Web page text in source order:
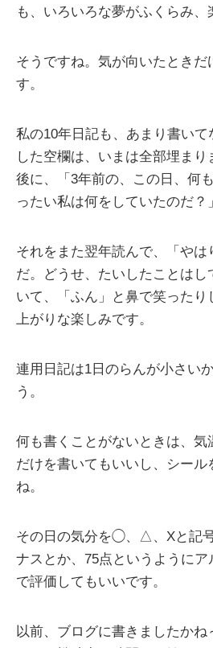
も、いろいろな夢がふくらみ、
そうですね。気が向いたときだ
す。
私の10年日記も、あまり書いて
した空欄は、いまは全部埋ま
後に、「3年前の、この日、何
ったい私は何をしていたのだ？
それをまた翌年読んで、「やは
だ。どうせ、たいしたことは
いて、「ふん」と鼻で笑ったり
上がりな楽しみです。
連用日記は1日のらんが小さい
う。
何も書くことがないときは、
だけを書いてもいいし、シール
ね。
その日の気分を◯、△、Xと記
ナスとか、75点というように
で評価してもいいです。
以前、ブログに書きましたかね